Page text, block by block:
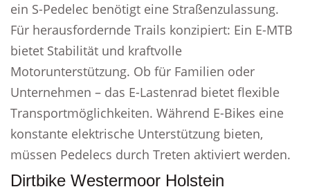
ein S-Pedelec benötigt eine Straßenzulassung.
Für herausfordernde Trails konzipiert: Ein E-MTB
bietet Stabilität und kraftvolle
Motorunterstützung. Ob für Familien oder
Unternehmen – das E-Lastenrad bietet flexible
Transportmöglichkeiten. Während E-Bikes eine
konstante elektrische Unterstützung bieten,
müssen Pedelecs durch Treten aktiviert werden.
Dirtbike Westermoor Holstein